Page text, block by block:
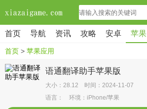
首页 导航 资讯 攻略 安卓 苹果
首页 > 苹果应用
语通翻译助手苹果版
大小：28.12 时间：2024-11-07
语言： 环境：iPhone/苹果